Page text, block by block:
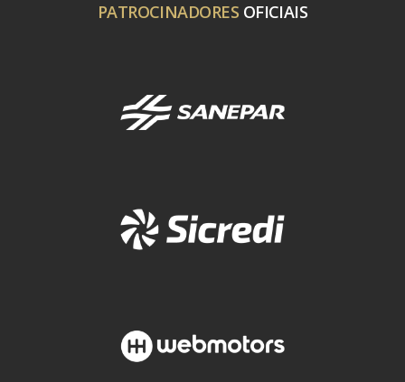
PATROCINADORES OFICIAIS